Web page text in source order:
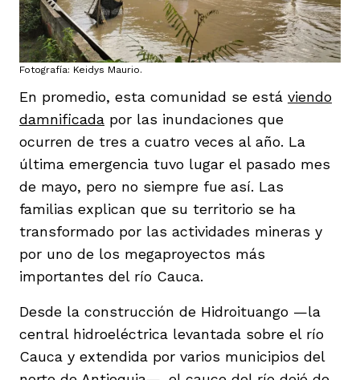
Fotografía: Keidys Maurio.
En promedio, esta comunidad se está viendo
damnificada por las inundaciones que
ocurren de tres a cuatro veces al año. La
última emergencia tuvo lugar el pasado mes
de mayo, pero no siempre fue así. Las
familias explican que su territorio se ha
transformado por las actividades mineras y
por uno de los megaproyectos más
importantes del río Cauca.
Desde la construcción de Hidroituango —la
central hidroeléctrica levantada sobre el río
Cauca y extendida por varios municipios del